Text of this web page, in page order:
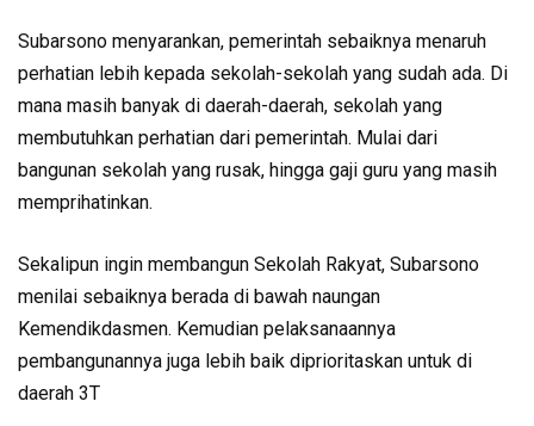
Subarsono menyarankan, pemerintah sebaiknya menaruh
perhatian lebih kepada sekolah-sekolah yang sudah ada. Di
mana masih banyak di daerah-daerah, sekolah yang
membutuhkan perhatian dari pemerintah. Mulai dari
bangunan sekolah yang rusak, hingga gaji guru yang masih
memprihatinkan.
Sekalipun ingin membangun Sekolah Rakyat, Subarsono
menilai sebaiknya berada di bawah naungan
Kemendikdasmen. Kemudian pelaksanaannya
pembangunannya juga lebih baik diprioritaskan untuk di
daerah 3T